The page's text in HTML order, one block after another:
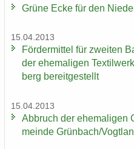
Grüne Ecke für den
15.04.2013
För­der­mit­tel für zwei­ten
der ehe­ma­li­gen
berg be­reit­ge­stellt
15.04.2013
Ab­bruch der ehe­ma­li­gen
mein­de Grün­bach/